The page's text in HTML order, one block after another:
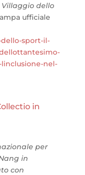
Villaggio dello
ufficiale
sport-il-
nel-
in
per
in
con